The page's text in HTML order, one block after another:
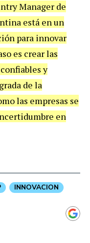
Manager de
está en un
para innovar
es crear las
y
de la
las empresas se
en
INNOVACION